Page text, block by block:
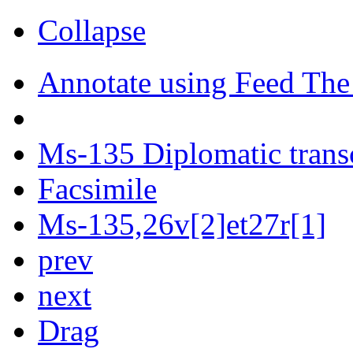
Collapse
Annotate using Feed
Ms-135 Diplomatic
Facsimile
Ms-135,26v[2]et27r[1]
prev
next
Drag